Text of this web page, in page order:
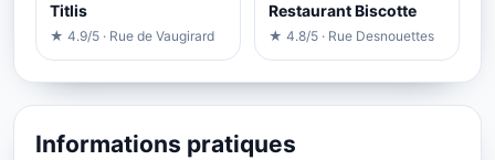
Titlis
★ 4.9/5 · Rue de Vaugirard
Restaurant Biscotte
★ 4.8/5 · Rue Desnouettes
Informations pratiques